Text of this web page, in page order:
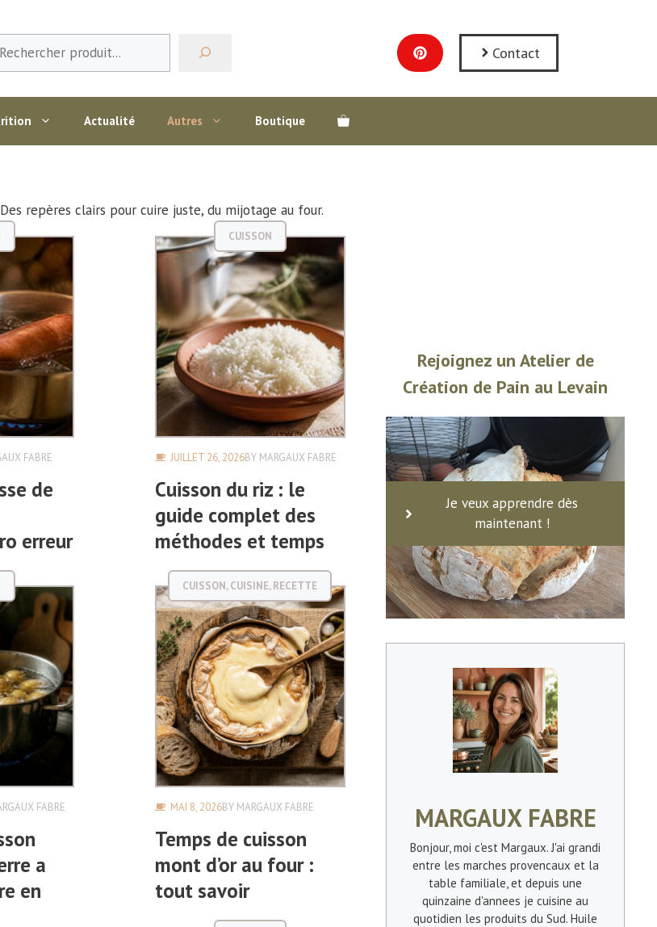
Contact
Actualité Autres Boutique
repères clairs pour cuire juste, du mijotage au four.
FABRE
de
erreur
CUISSON
JUILLET 26, 2026BY MARGAUX FABRE
Cuisson du riz : le
guide complet des
méthodes et temps
FABRE
a
en
CUISSON,CUISINE,RECETTE
MAI 8, 2026BY MARGAUX FABRE
Temps de cuisson
mont d’or au four :
tout savoir
Rejoignez un Atelier de
Création de Pain au Levain
Je veux apprendre dès
maintenant !
MARGAUX FABRE
Bonjour, moi c'est Margaux. J'ai grandi
entre les marches provencaux et la
table familiale, et depuis une
quinzaine d'annees je cuisine au
quotidien les produits du Sud. Huile